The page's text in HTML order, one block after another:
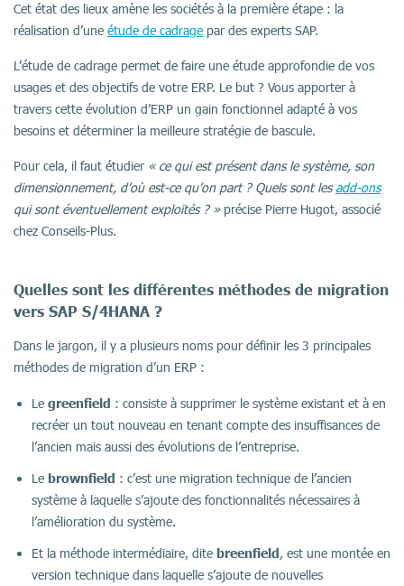
Cet état des lieux amène les sociétés à la première étape : la
réalisation d’une étude de cadrage par des experts SAP.
L’étude de cadrage permet de faire une étude approfondie de vos
usages et des objectifs de votre ERP. Le but ? Vous apporter à
travers cette évolution d’ERP un gain fonctionnel adapté à vos
besoins et déterminer la meilleure stratégie de bascule.
Pour cela, il faut étudier « ce qui est présent dans le système, son
dimensionnement, d’où est-ce qu’on part ? Quels sont lesadd-ons
qui sont éventuellement exploités ? »précise Pierre Hugot, associé
chez Conseils-Plus.
Quelles sont les différentes méthodes de migration
vers SAP S/4HANA ?
Dans le jargon, il y a plusieurs noms pour définir les 3 principales
méthodes de migration d’un ERP :
Le greenfield : consiste à supprimer le système existant et à en
recréer un tout nouveau en tenant compte des insuffisances de
l’ancien mais aussi des évolutions de l’entreprise.
Le brownfield : c’est une migration technique de l’ancien
système à laquelle s’ajoute des fonctionnalités nécessaires à
l’amélioration du système.
Et la méthode intermédiaire, dite breenfield, est une montée en
version technique dans laquelle s’ajoute de nouvelles